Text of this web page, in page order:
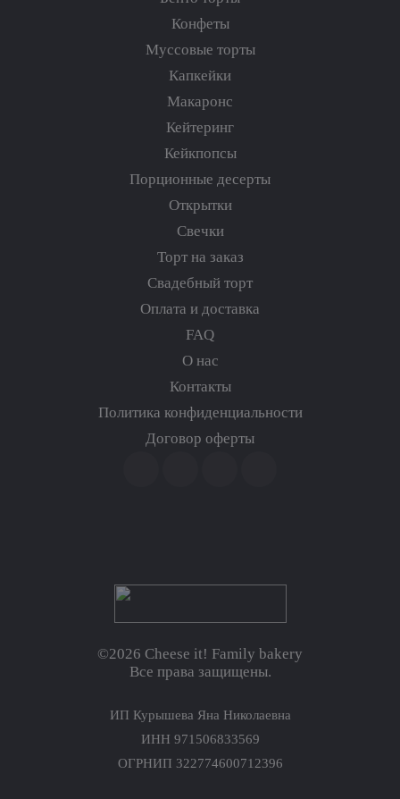
©2026 Cheese it! Family bakery
Все права защищены.
ИП Курышева Яна Николаевна
ИНН 971506833569
ОГРНИП 322774600712396
Конфеты
Муссовые торты
Капкейки
Макаронс
Кейтеринг
Кейкпопсы
Порционные десерты
Открытки
Свечки
Торт на заказ
Свадебный торт
Оплата и доставка
FAQ
О нас
Контакты
Политика конфиденциальности
Договор оферты